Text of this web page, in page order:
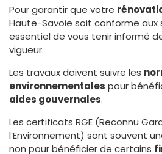
Pour garantir que votre
Haute-Savoie soit conforme aux
essentiel de vous tenir informé
vigueur.
Les travaux doivent suivre les
environnementales pour
aides gouvernales.
Les certificats RGE (Reconnu
l’Environnement) sont souvent
non pour bénéficier de certains